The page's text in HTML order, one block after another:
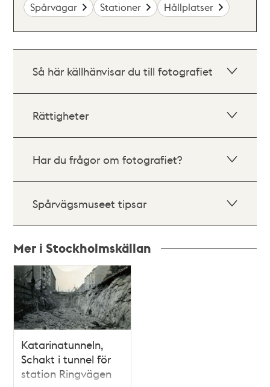
Spårvägar
Stationer Hållplatser
Så här källhänvisar du till fotografiet
Rättigheter
Har du frågor om fotografiet?
Spårvägsmuseet tipsar
Mer i Stockholmskällan
Relaterade
poster
och
teman
Katarinatunneln,
Schakt i tunnel för
station Ringvägen